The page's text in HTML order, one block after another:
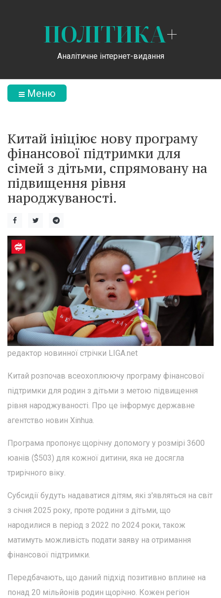
ПОЛІТИКА+
Аналітичне інтернет-видання
Меню
Китай ініціює нову програму
фінансової підтримки для
сімей з дітьми, спрямовану на
підвищення рівня
народжуваності.
редактор новинної стрічки LIGA.net
Китай розпочав всеохоплюючу програму фінансової
підтримки для родин з дітьми з метою підвищення
рівня народжуваності. Про це інформує державне
агентство новин Xinhua.
Програма пропонує щорічну допомогу у розмірі 3600
юанів ($503) для кожної дитини, яка не досягла
трирічного віку.
Субсидії будуть надаватися дітям, які з'являться на світ
з січня 2025 року, проте родини з дітьми, що
народилися в період з 2022 по 2024 роки, також
матимуть можливість подати заяву на отримання
фінансової підтримки.
Передбачають, що даний підхід позитивно вплине на
понад 20 мільйонів родин щорічно. Кожен регіон